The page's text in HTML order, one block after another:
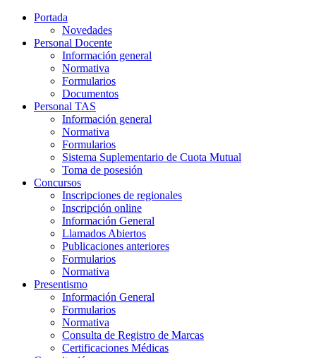
Portada
Novedades
Personal Docente
Información general
Normativa
Formularios
Documentos
Personal TAS
Información general
Normativa
Formularios
Sistema Suplementario de Cuota Mutual
Toma de posesión
Concursos
Inscripciones de regionales
Inscripción online
Información General
Llamados Abiertos
Publicaciones anteriores
Formularios
Normativa
Presentismo
Información General
Formularios
Normativa
Consulta de Registro de Marcas
Certificaciones Médicas